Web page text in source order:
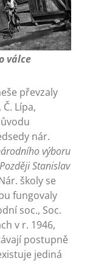
válce
převzaly
Lípa,
nár.
výboru
Později Stanislav
školy se
fungovaly
soc., Soc.
v r. 1946,
postupně
jediná